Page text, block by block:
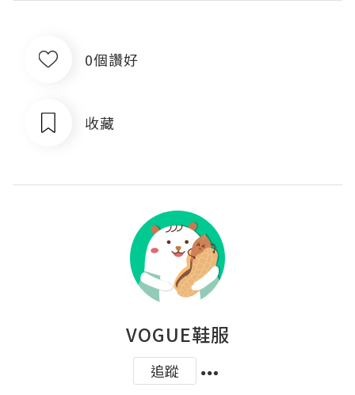
0個讚好
收藏
VOGUE鞋服
追蹤